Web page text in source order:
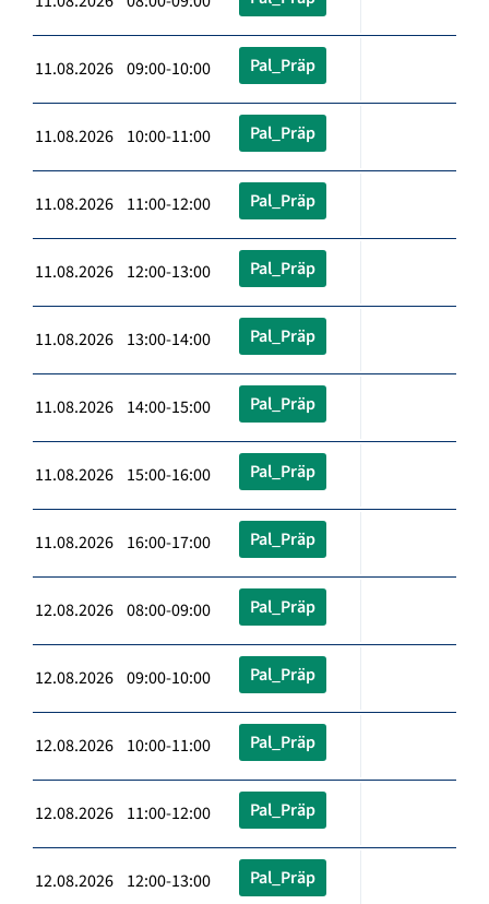
11.08.2026 09:00-10:00 Pal_Präp
11.08.2026 10:00-11:00 Pal_Präp
11.08.2026 11:00-12:00 Pal_Präp
11.08.2026 12:00-13:00 Pal_Präp
11.08.2026 13:00-14:00 Pal_Präp
11.08.2026 14:00-15:00 Pal_Präp
11.08.2026 15:00-16:00 Pal_Präp
11.08.2026 16:00-17:00 Pal_Präp
12.08.2026 08:00-09:00 Pal_Präp
12.08.2026 09:00-10:00 Pal_Präp
12.08.2026 10:00-11:00 Pal_Präp
12.08.2026 11:00-12:00 Pal_Präp
12.08.2026 12:00-13:00 Pal_Präp